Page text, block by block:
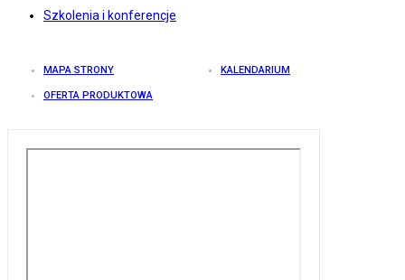
Szkolenia i konferencje
MAPA STRONY KALENDARIUM
OFERTA PRODUKTOWA